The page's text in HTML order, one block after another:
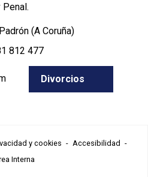
(A Coruña)
812 477
Divorcios
y cookies - Accesibilidad -
Interna